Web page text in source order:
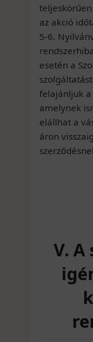
az akció
5-6.
esetén a
felajánljuk
amelynek
elállhat a
áron
V.